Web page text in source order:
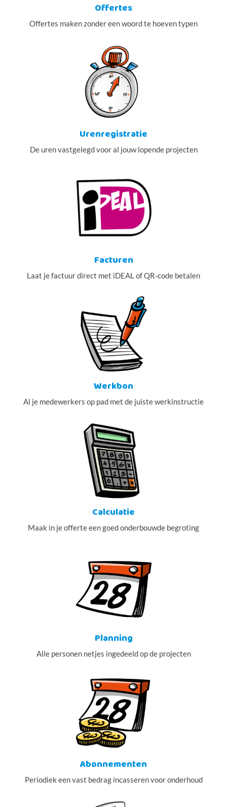
Offertes
Offertes maken zonder een woord te hoeven typen
Urenregistratie
De uren vastgelegd voor al jouw lopende projecten
Facturen
Laat je factuur direct met iDEAL of QR-code betalen
Werkbon
Al je medewerkers op pad met de juiste werkinstructie
Calculatie
Maak in je offerte een goed onderbouwde begroting
Planning
Alle personen netjes ingedeeld op de projecten
Abonnementen
Periodiek een vast bedrag incasseren voor onderhoud